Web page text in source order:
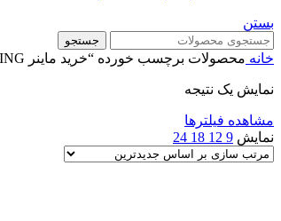
بستن
جستجو
خانه محصولات برچسب خورده “خرید ماینر HP LIGHTNING”
نمایش یک نتیجه
مشاهده فیلترها
نمایش 9
12
18
24